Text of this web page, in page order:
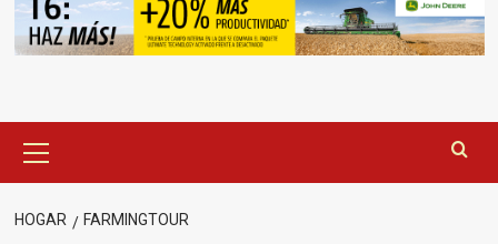
principal
HOGAR FARMINGTOUR